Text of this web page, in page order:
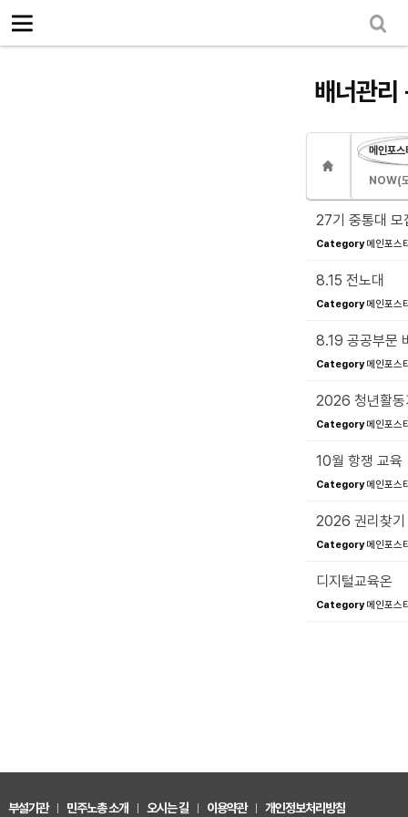
배너관
메인포
NOW(
27기 중통대 모
Category 메인포
8.15 전노대
Category 메인포
8.19 공공부문
Category 메인포
2026 청년활동
Category 메인포
10월 항쟁 교육
Category 메인포
2026 권리찾기
Category 메인포
디지털교육온
Category 메인포
부설기관 민주노총 소개 오시는 길 이용약관 개인정보처리방침
로그인
마이페이지
Sketchbook5, 스케치북5